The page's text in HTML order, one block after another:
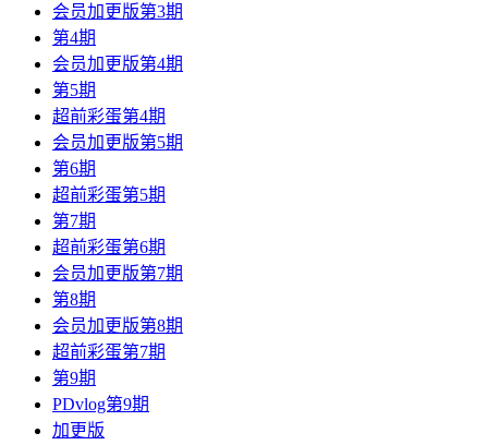
会员加更版第3期
第4期
会员加更版第4期
第5期
超前彩蛋第4期
会员加更版第5期
第6期
超前彩蛋第5期
第7期
超前彩蛋第6期
会员加更版第7期
第8期
会员加更版第8期
超前彩蛋第7期
第9期
PDvlog第9期
加更版